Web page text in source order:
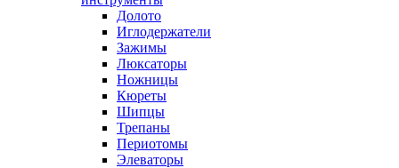
Долото
Иглодержатели
Зажимы
Люксаторы
Ножницы
Кюреты
Шипцы
Трепаны
Периотомы
Элеваторы